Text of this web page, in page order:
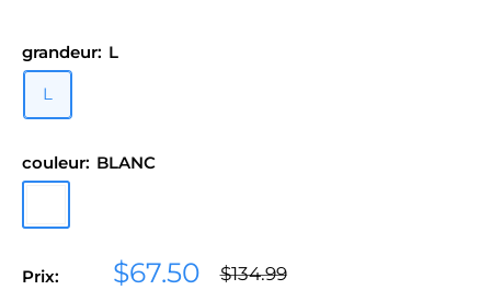
grandeur: L
L
couleur: BLANC
Prix:
Prix
$67.50
Prix
$134.99